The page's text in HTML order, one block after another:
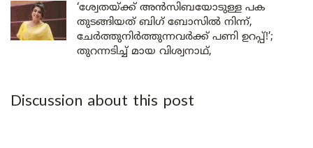
‘ശ്വേതയ്ക്ക് അൻസിബയോടുള്ള പക
തുടങ്ങിയത് ബിഗ് ബോസിൽ നിന്ന്,
ചേർത്തുനിർത്തുന്നവർക്ക് പണി ഉറപ്പ്!’;
തുറന്നടിച്ച് മായ വിശ്വനാഥ്,
Discussion about this post